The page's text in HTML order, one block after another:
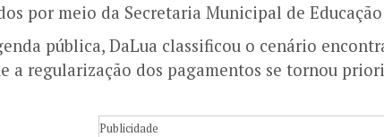
por meio da Secretaria Municipal de
pública, DaLua classificou o cenário
a regularização dos pagamentos se tornou
Publicidade